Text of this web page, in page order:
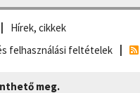
Hírek, cikkek
felhasználási feltételek
meg.